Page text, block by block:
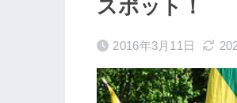
スポット！
2016年3月11日